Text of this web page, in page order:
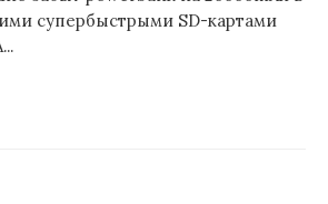
супербыстрыми SD-картами